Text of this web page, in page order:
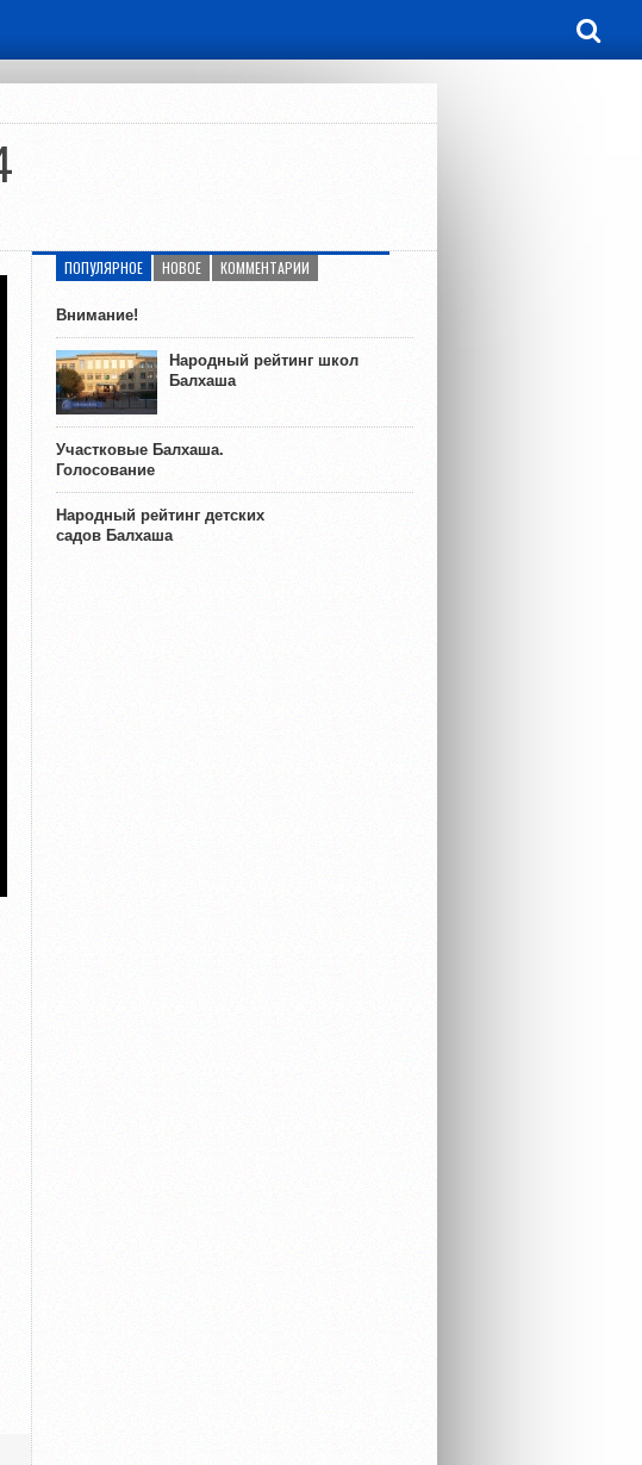
ПОПУЛЯРНОЕ НОВОЕ КОММЕНТАРИИ
Внимание!
Народный рейтинг школ
Балхаша
Участковые Балхаша.
Голосование
Народный рейтинг детских
садов Балхаша